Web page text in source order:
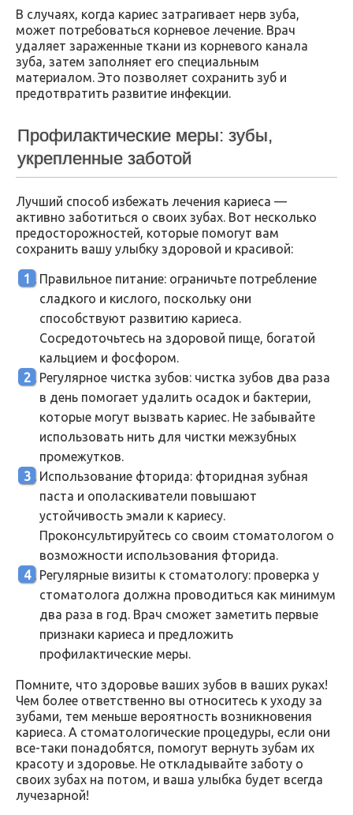
В случаях, когда кариес затрагивает нерв зуба,
может потребоваться корневое лечение. Врач
удаляет зараженные ткани из корневого канала
зуба, затем заполняет его специальным
материалом. Это позволяет сохранить зуб и
предотвратить развитие инфекции.
Профилактические меры: зубы,
укрепленные заботой
Лучший способ избежать лечения кариеса —
активно заботиться о своих зубах. Вот несколько
предосторожностей, которые помогут вам
сохранить вашу улыбку здоровой и красивой:
Правильное питание: ограничьте потребление
сладкого и кислого, поскольку они
способствуют развитию кариеса.
Сосредоточьтесь на здоровой пище, богатой
кальцием и фосфором.
Регулярное чистка зубов: чистка зубов два раза
в день помогает удалить осадок и бактерии,
которые могут вызвать кариес. Не забывайте
использовать нить для чистки межзубных
промежутков.
Использование фторида: фторидная зубная
паста и ополаскиватели повышают
устойчивость эмали к кариесу.
Проконсультируйтесь со своим стоматологом о
возможности использования фторида.
Регулярные визиты к стоматологу: проверка у
стоматолога должна проводиться как минимум
два раза в год. Врач сможет заметить первые
признаки кариеса и предложить
профилактические меры.
Помните, что здоровье ваших зубов в ваших руках!
Чем более ответственно вы относитесь к уходу за
зубами, тем меньше вероятность возникновения
кариеса. А стоматологические процедуры, если они
все-таки понадобятся, помогут вернуть зубам их
красоту и здоровье. Не откладывайте заботу о
своих зубах на потом, и ваша улыбка будет всегда
лучезарной!